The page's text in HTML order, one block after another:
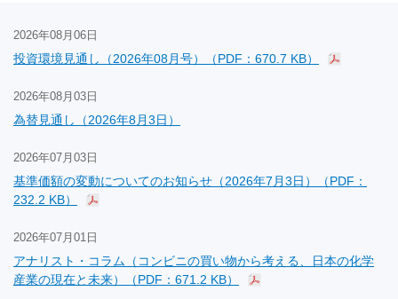
2026年08月06日
投資環境見通し（2026年08月号）（PDF：670.7 KB）
2026年08月03日
為替見通し（2026年8月3日）
2026年07月03日
基準価額の変動についてのお知らせ（2026年7月3日）（PDF：
232.2 KB）
2026年07月01日
アナリスト・コラム（コンビニの買い物から考える、日本の化学
産業の現在と未来）（PDF：671.2 KB）